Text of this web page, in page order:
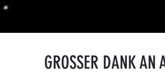
GROSSER DANK AN